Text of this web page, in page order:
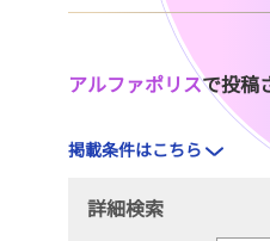
アルファポリスで投稿
掲載条件はこちら
詳細検索